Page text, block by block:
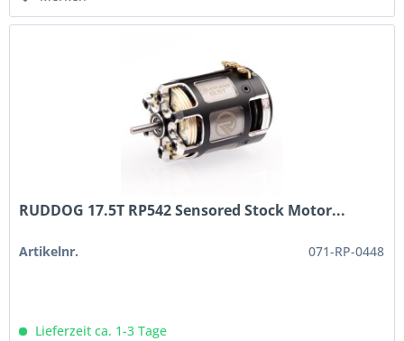
RUDDOG 17.5T RP542 Sensored Stock Motor...
Artikelnr. 071-RP-0448
Lieferzeit ca. 1-3 Tage